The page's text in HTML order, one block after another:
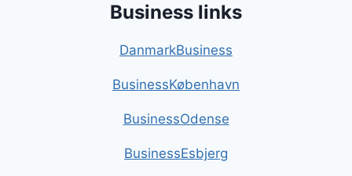
Business links
DanmarkBusiness
BusinessKøbenhavn
BusinessOdense
BusinessEsbjerg